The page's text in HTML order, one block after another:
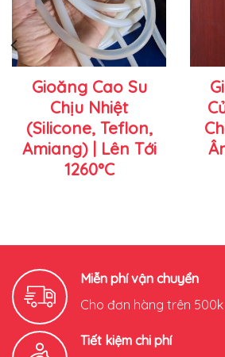
Gioăng Cao Su
Chịu Nhiệt
(Silicone, Teflon,
Amiang) | Lên Tới
1260°C
Miễn phí vận chuyển
Cho đơn hàng trên 500k
Tiết kiệm chi phí